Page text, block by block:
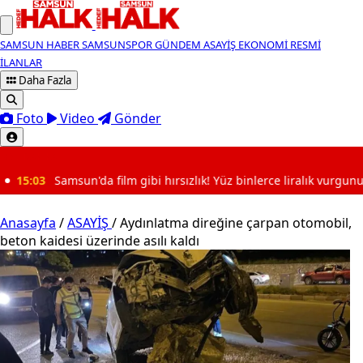
SAMSUN HABERSAMSUNSPORGÜNDEM ASAYİŞ EKONOMİ RESMİ
İLANLAR
Daha Fazla
Foto Video Gönder
gibi hırsızlık! Yüz binlerce liralık vurgunu bakın nasıl
Anasayfa /ASAYİŞ /Aydınlatma direğine çarpan otomobil,
beton kaidesi üzerinde asılı kaldı